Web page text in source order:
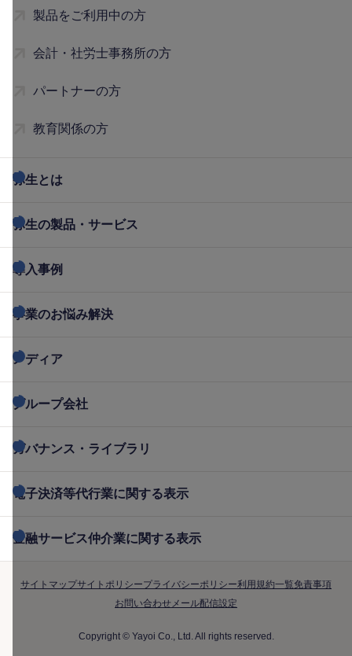
製品をご利用中の方
会計・社労士事務所の方
パートナーの方
教育関係の方
弥生とは
弥生の製品・サービス
導入事例
事業のお悩み解決
メディア
グループ会社
ガバナンス・ライブラリ
電子決済等代行業に関する表示
金融サービス仲介業に関する表示
サイトマップサイトポリシープライバシーポリシー利用規約一覧免責事項
お問い合わせ メール配信設定
Copyright © Yayoi Co., Ltd. All rights reserved.